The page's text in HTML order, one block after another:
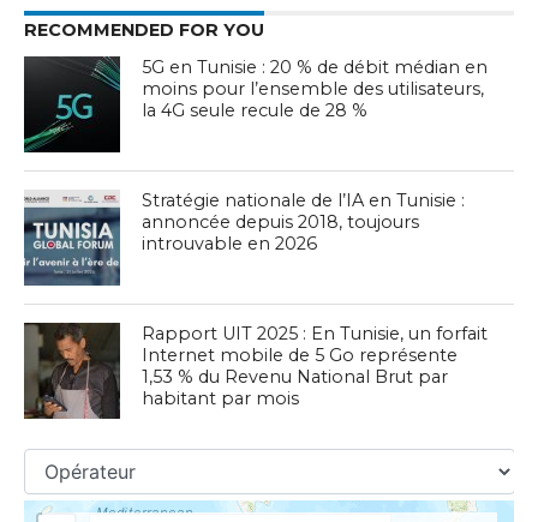
RECOMMENDED FOR YOU
5G en Tunisie : 20 % de débit médian en
moins pour l’ensemble des utilisateurs,
la 4G seule recule de 28 %
Stratégie nationale de l’IA en Tunisie :
annoncée depuis 2018, toujours
introuvable en 2026
Rapport UIT 2025 : En Tunisie, un forfait
Internet mobile de 5 Go représente
1,53 % du Revenu National Brut par
habitant par mois